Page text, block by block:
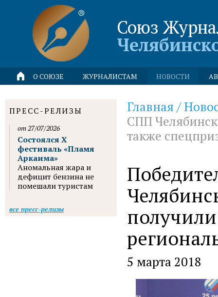
Союз
О СОЮЗЕ ЖУРНАЛИСТАМ НОВОСТИ
Главная /
СПП
также
5 марта 2018
ПРЕСС-РЕЛИЗЫ
от 27/07/2026
Состоялся X
фестиваль «Пламя
Аркаима»
Аномальная жара и
дефицит бензина не
помешали туристам
все пресс-релизы